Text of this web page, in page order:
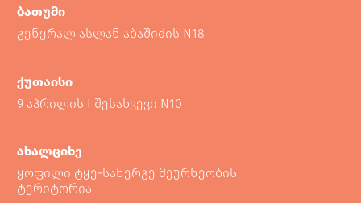
ბათუმი
გენერალ ასლან აბაშიძის N18
ქუთაისი
9 აპრილის I შესახვევი N10
ახალციხე
ყოფილი ტყე-სანერგე მეურნეობის
ტერიტორია